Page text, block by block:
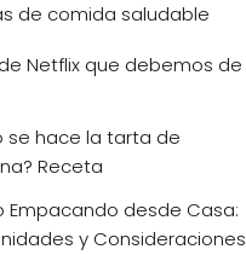
de comida saludable
Netflix que debemos de
se hace la tarta de
Receta
Empacando desde Casa:
y Consideraciones